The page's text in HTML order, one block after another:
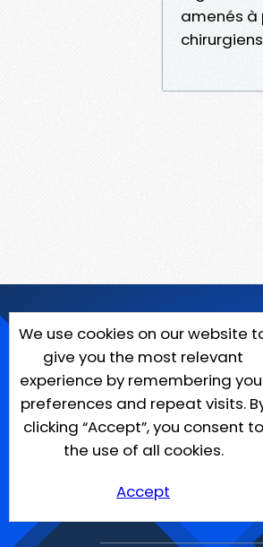
amenés à
We use cookies on our website
give you the most relevant
experience by remembering
preferences and repeat visits.
clicking “Accept”, you consent to
the use of all cookies.
Accept